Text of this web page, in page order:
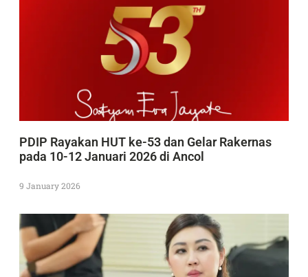
PDIP Rayakan HUT ke-53 dan Gelar Rakernas
pada 10-12 Januari 2026 di Ancol
9 January 2026